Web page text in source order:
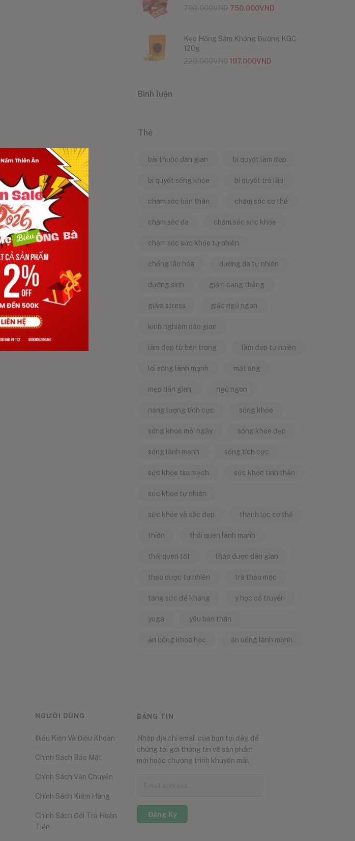
750.000VND
Kẹo Hồng Sâm Không Đường KGC
120g
197.000VND
Bình luận
Thẻ
bài thuốc dân gian bí quyết làm đẹp
bí quyết sống khỏe bí quyết trẻ lâu
chăm sóc bản thân chăm sóc cơ thể
chăm sóc da chăm sóc sức khỏe
chăm sóc sức khỏe tự nhiên
chống lão hóa dưỡng da tự nhiên
dưỡng sinh giảm căng thẳng
giảm stress giấc ngủ ngon
kinh nghiệm dân gian
làm đẹp từ bên trong làm đẹp tự nhiên
lối sống lành mạnh mật ong
mẹo dân gian ngủ ngon
năng lượng tích cực sống khỏe
sống khỏe mỗi ngày sống khỏe đẹp
sống lành mạnh sống tích cực
sức khỏe tim mạch sức khỏe tinh thần
sức khỏe tự nhiên
sức khỏe và sắc đẹp thanh lọc cơ thể
thiền thói quen lành mạnh
thói quen tốt thảo dược dân gian
thảo dược tự nhiên trà thảo mộc
tăng sức đề kháng y học cổ truyền
yoga yêu bản thân
ăn uống khoa học ăn uống lành mạnh
NGƯỜI DÙNG
Điều Kiện Và Điều Khoản
Chính Sách Bảo Mật
Chính Sách Vận Chuyển
Chính Sách Kiểm Hàng
Chính Sách Đổi Trả Hoàn
Tiền
BẢNG TIN
Nhập địa chỉ email của bạn tại đây, để
chúng tôi gởi thông tin về sản phẩm
mới hoặc chương trình khuyến mãi.
Đăng Ký